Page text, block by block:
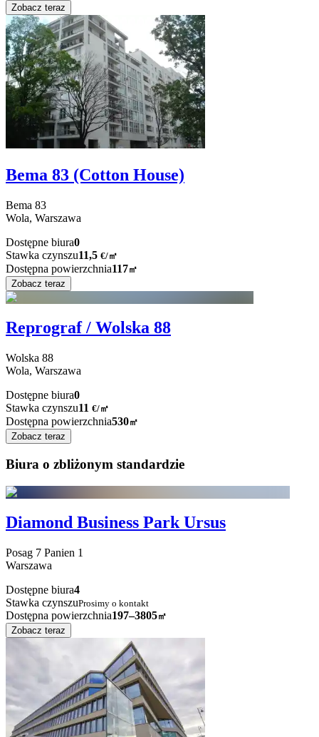
Zobacz teraz
Bema 83 (Cotton House)
Bema 83
Wola, Warszawa
Dostępne biura0
Stawka czynszu11,5 €/㎡
Dostępna powierzchnia117㎡
Zobacz teraz
Reprograf / Wolska 88
Wolska 88
Wola, Warszawa
Dostępne biura0
Stawka czynszu11 €/㎡
Dostępna powierzchnia530㎡
Zobacz teraz
Biura o zbliżonym standardzie
Diamond Business Park Ursus
Posag 7 Panien 1
Warszawa
Dostępne biura4
Stawka czynszuProsimy o kontakt
Dostępna powierzchnia197–3805㎡
Zobacz teraz